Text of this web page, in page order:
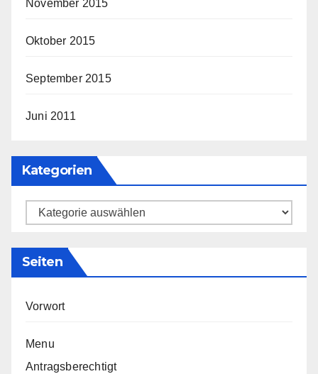
November 2015
Oktober 2015
September 2015
Juni 2011
Kategorien
Kategorien
Seiten
Vorwort
Menu
Antragsberechtigt